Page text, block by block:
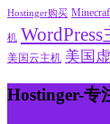
Hostinger购买
机
美国云主机 美国
Hostinger-专